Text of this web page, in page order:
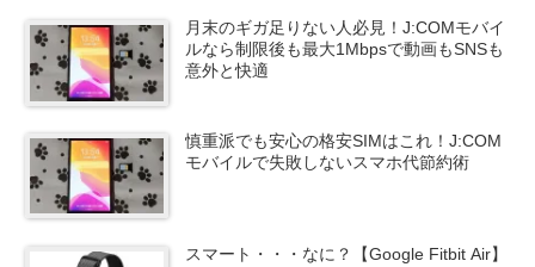
月末のギガ足りない人必見！J:COMモバイ
ルなら制限後も最大1Mbpsで動画もSNSも
意外と快適
慎重派でも安心の格安SIMはこれ！J:COM
モバイルで失敗しないスマホ代節約術
スマート・・・なに？【Google Fitbit Air】